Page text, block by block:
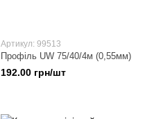
Артикул: 99513
Профіль UW 75/40/4м (0,55мм)
192.00 грн/шт